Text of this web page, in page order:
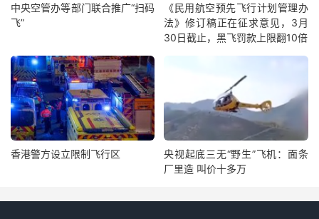
中央空管办等部门联合推广“扫码
飞”
《民用航空预先飞行计划管理办
法》修订稿正在征求意见，3月
30日截止，黑飞罚款上限翻10倍
香港警方设立限制飞行区
央视起底三无“野生”飞机：面条
厂里造 叫价十多万